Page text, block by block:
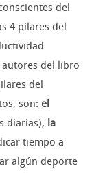
del
4 pilares del
del libro
del
son: el
diarias), la
tiempo a
algún deporte